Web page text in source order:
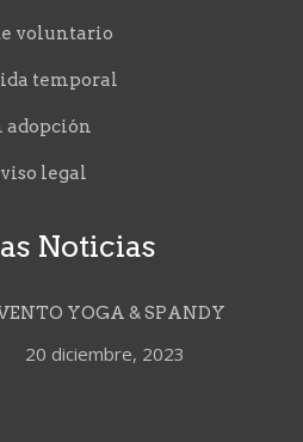
voluntario
temporal
adopción
legal
Noticias
YOGA & SPANDY
20 diciembre, 2023